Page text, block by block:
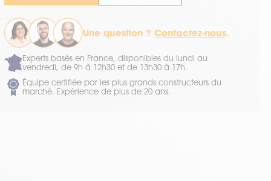
Une question ?Contactez-nous.
Experts basés en France, disponibles du lundi au
vendredi, de 9h à 12h30 et de 13h30 à 17h.
Équipe certifiée par les plus grands constructeurs du
marché. Expérience de plus de 20 ans.